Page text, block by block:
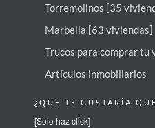
Torremolinos [35
Marbella [63 viviendas]
Trucos para comprar tu
Artículos inmobiliarios
¿QUE TE GUSTARÍA
[Solo haz click]